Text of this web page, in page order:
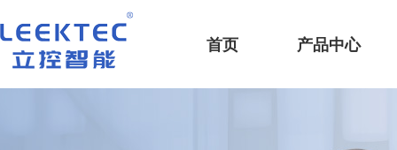
深圳市立控智能科技有限公司
首页
产品中心